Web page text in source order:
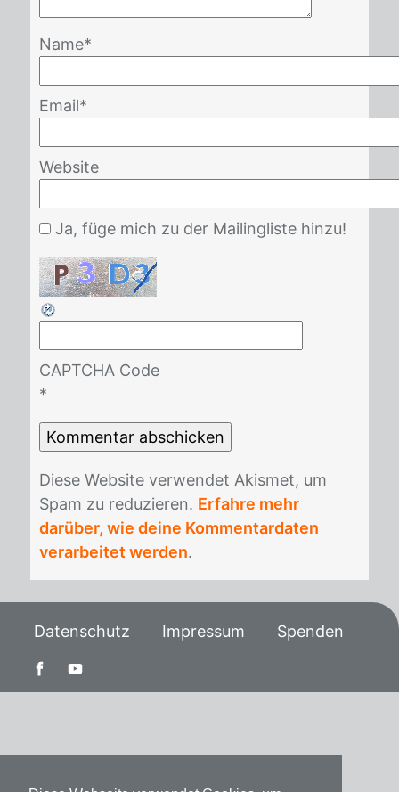
Name*
Email*
Website
Ja, füge mich zu der Mailingliste hinzu!
CAPTCHA Code
*
Die­se Web­site ver­wen­det Akis­met, um
Spam zu re­du­zie­ren. Erfahre mehr
darüber, wie deine Kommentardaten
verarbeitet werden.
Datenschutz Impressum Spenden